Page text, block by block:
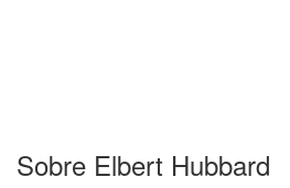
Sobre Elbert Hubbard